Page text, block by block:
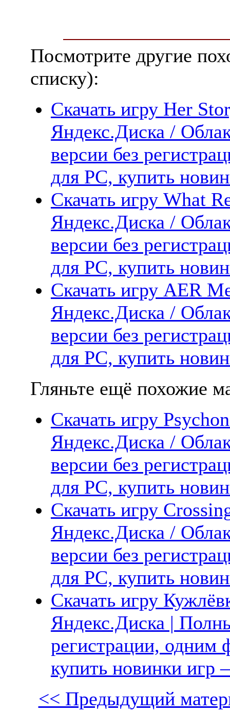
Посмотрите другие
списку):
Скачать игру Her
Яндекс.Диска /
версии без
для PC, купить
Скачать игру What
Яндекс.Диска /
версии без
для PC, купить
Скачать игру AER
Яндекс.Диска /
версии без
для PC, купить
Гляньте ещё похожие
Скачать игру
Яндекс.Диска /
версии без
для PC, купить
Скачать игру
Яндекс.Диска /
версии без
для PC, купить
Скачать игру
Яндекс.Диска |
регистрации, одним
купить новинки
<< Предыдущий